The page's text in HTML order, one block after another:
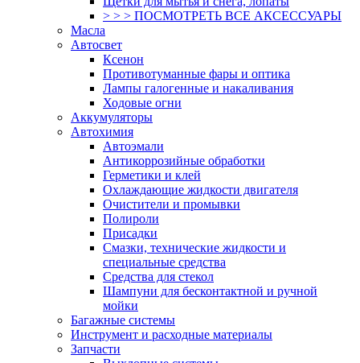
> > > ПОСМОТРЕТЬ ВСЕ АКСЕССУАРЫ
Масла
Автосвет
Ксенон
Противотуманные фары и оптика
Лампы галогенные и накаливания
Ходовые огни
Аккумуляторы
Автохимия
Автоэмали
Антикоррозийные обработки
Герметики и клей
Охлаждающие жидкости двигателя
Очистители и промывки
Полироли
Присадки
Смазки, технические жидкости и
специальные средства
Средства для стекол
Шампуни для бесконтактной и ручной
мойки
Багажные системы
Инструмент и расходные материалы
Запчасти